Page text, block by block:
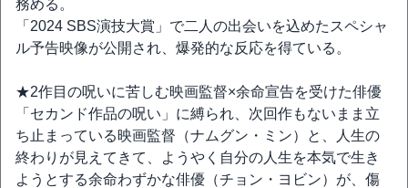
務める。
「2024 SBS演技大賞」で二人の出会いを込めたスペシャ
ル予告映像が公開され、爆発的な反応を得ている。
★2作目の呪いに苦しむ映画監督×余命宣告を受けた俳優
「セカンド作品の呪い」に縛られ、次回作もないまま立
ち止まっている映画監督（ナムグン・ミン）と、人生の
終わりが見えてきて、ようやく自分の人生を本気で生き
ようとする余命わずかな俳優（チョン・ヨビン）が、傷